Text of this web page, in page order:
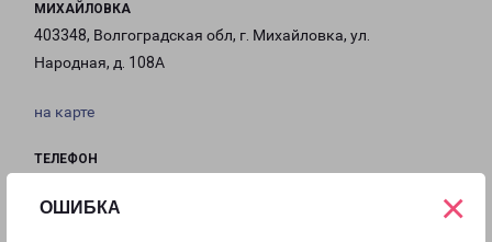
ОШИБКА ×
МИХАЙЛОВКА
403348, Волгоградская обл, г. Михайловка, ул.
Народная, д. 108А
на карте
ТЕЛЕФОН